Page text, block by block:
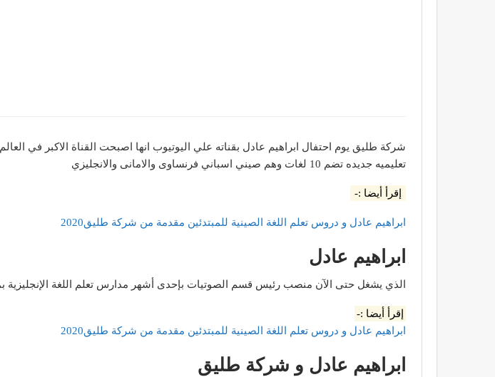
تعليميه جديده تضم 10 لغات وهم صيني اسباني فرنساوى والامانى والانجليزي
إقرأ أيضا :-
ابراهيم عادل و دروس تعلم اللغة الصينية للمبتدئين مقدمة من شركة طليق2020
ابراهيم عادل
الذي يشغل حتى الآن منصب رئيس قسم الصوتيات بإحدى أشهر مدارس تعلم اللغة الإنجليزية
إقرأ أيضا :-
ابراهيم عادل و دروس تعلم اللغة الصينية للمبتدئين مقدمة من شركة طليق2020
ابراهيم عادل و شركة طليق